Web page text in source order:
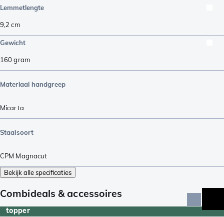
Lemmetlengte
9,2 cm
Gewicht
160gram
Materiaal handgreep
Micarta
Staalsoort
CPM Magnacut
Bekijk alle specificaties
Combideals & accessoires
topper